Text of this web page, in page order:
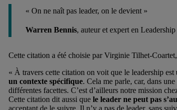
« On ne naît pas leader, on le devient »
Warren Bennis, auteur et expert en Leadership
Cette citation a été choisie par Virginie Tilhet-
« À travers cette citation on voit que le leadership est
un contexte spécifique. Cela me parle, car, dans
différentes facettes. C’est d’ailleurs notre mission
Cette citation dit aussi que le leader ne peut pas
acceptant de le suivre. Il n’y a pas de leader, sans